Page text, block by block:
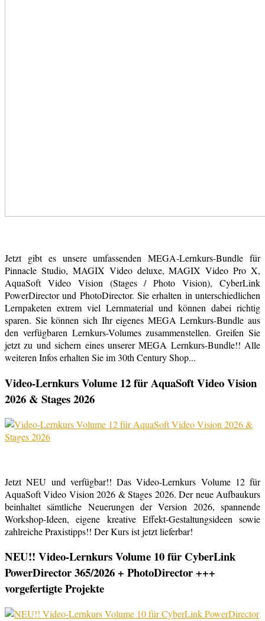
Jetzt gibt es unsere umfassenden MEGA-Lernkurs-Bundle für
Pinnacle Studio, MAGIX Video deluxe, MAGIX Video Pro X,
AquaSoft Video Vision (Stages / Photo Vision), CyberLink
PowerDirector und PhotoDirector. Sie erhalten in unterschiedlichen
Lernpaketen extrem viel Lernmaterial und können dabei richtig
sparen. Sie können sich Ihr eigenes MEGA Lernkurs-Bundle aus
den verfügbaren Lernkurs-Volumes zusammenstellen. Greifen Sie
jetzt zu und sichern eines unserer MEGA Lernkurs-Bundle!! Alle
weiteren Infos erhalten Sie im 30th Century Shop...
Video-Lernkurs Volume 12 für AquaSoft Video Vision
2026 & Stages 2026
Jetzt NEU und verfügbar!! Das Video-Lernkurs Volume 12 für
AquaSoft Video Vision 2026 & Stages 2026. Der neue Aufbaukurs
beinhaltet sämtliche Neuerungen der Version 2026, spannende
Workshop-Ideen, eigene kreative Effekt-Gestaltungsideen sowie
zahlreiche Praxistipps!! Der Kurs ist jetzt lieferbar!
NEU!! Video-Lernkurs Volume 10 für CyberLink
PowerDirector 365/2026 + PhotoDirector +++
vorgefertigte Projekte